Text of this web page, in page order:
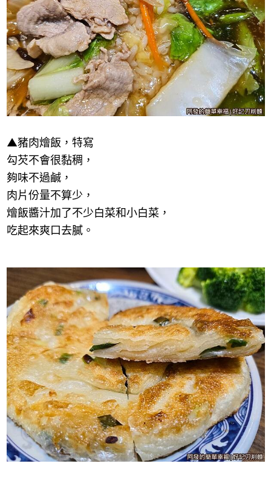
▲豬肉燴飯，特寫
勾芡不會很黏稠，
夠味不過鹹，
肉片份量不算少，
燴飯醬汁加了不少白菜和小白菜，
吃起來爽口去膩。